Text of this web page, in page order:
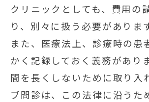
クリニックとしても、費用の
り、別々に扱う必要があります
また、医療法上、診療時の患
かく記録しておく義務があり
間を長くしないために取り入
ブ問診は、この法律に沿うた